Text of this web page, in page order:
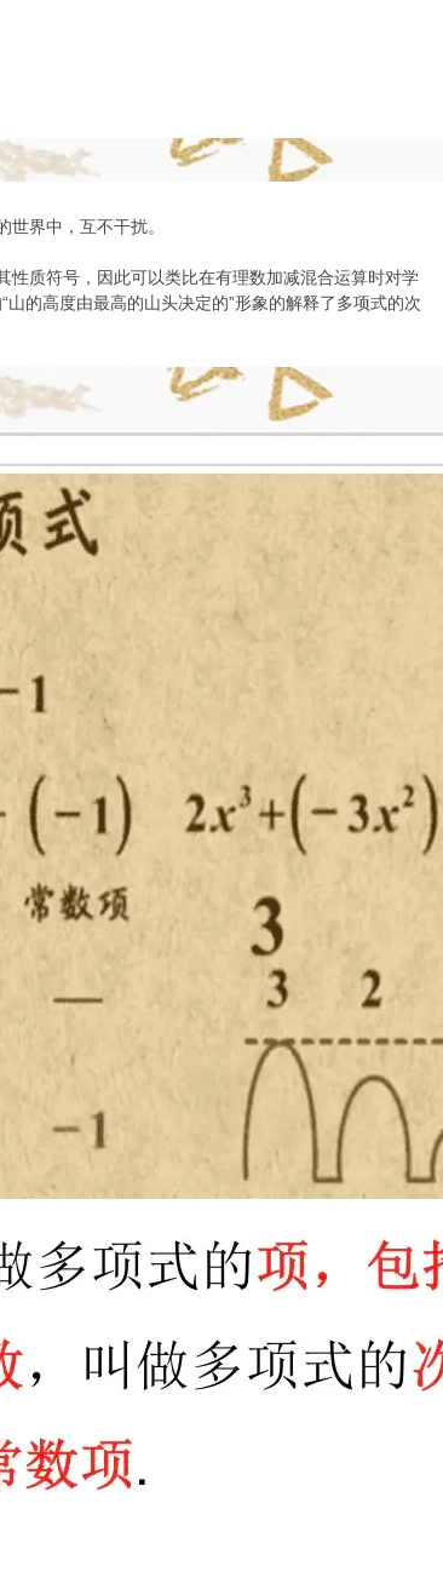
界中，互不干扰。
质符号，因此可以类比在有理数加减混合运算时对学
的高度由最高的山头决定的”形象的解释了多项式的次